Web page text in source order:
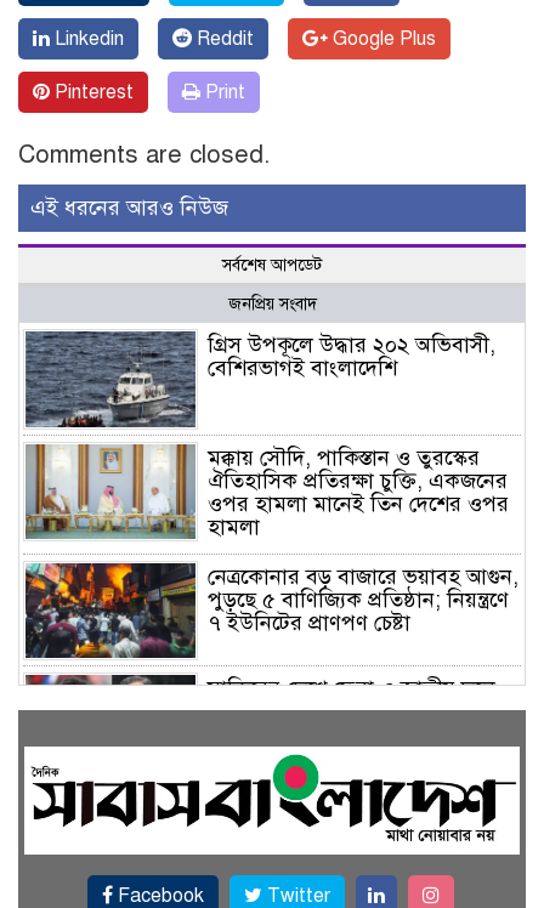
Linkedin Reddit Google Plus
Pinterest Print
Comments are closed.
এই ধরনের আরও নিউজ
সর্বশেষ আপডেট
জনপ্রিয় সংবাদ
গ্রিস উপকূলে উদ্ধার ২০২ অভিবাসী,
বেশিরভাগই বাংলাদেশি
মক্কায় সৌদি, পাকিস্তান ও তুরস্কের
ঐতিহাসিক প্রতিরক্ষা চুক্তি, একজনের
ওপর হামলা মানেই তিন দেশের ওপর
হামলা
নেত্রকোনার বড় বাজারে ভয়াবহ আগুন,
পুড়ছে ৫ বাণিজ্যিক প্রতিষ্ঠান; নিয়ন্ত্রণে
৭ ইউনিটের প্রাণপণ চেষ্টা
সাকিবের দেশে ফেরা ও জাতীয় দলে
ফেরার সম্ভাবনা নেই, ইঙ্গিত ক্রীড়া
ফেসবুকে যুক্ত হলো বিকাশ, সহজ
হলো ডিজিটাল পেমেন্ট
Facebook Twitter